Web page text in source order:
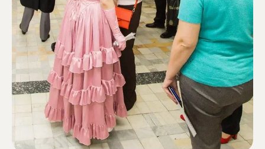
Небесные пути России
Образовательные программы
Фонд издает
Интеграционные мастерские
Новости и события
Информация о фонде
Технологии
Социальные проекты
Повышение качество жизни пожилых
Социальная инклюзия
Направления деятельности